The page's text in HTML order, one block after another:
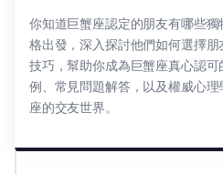
你知道巨蟹座認定的朋友有哪些
格出發，深入探討他們如何選擇
技巧，幫助你成為巨蟹座真心認
例、常見問題解答，以及權威心
座的交友世界。